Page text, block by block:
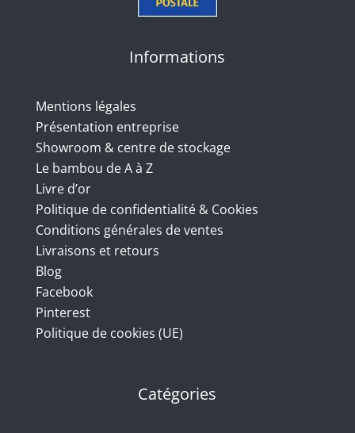
Informations
Mentions légales
Présentation entreprise
Showroom & centre de stockage
Le bambou de A à Z
Livre d’or
Politique de confidentialité & Cookies
Conditions générales de ventes
Livraisons et retours
Blog
Facebook
Pinterest
Politique de cookies (UE)
Catégories